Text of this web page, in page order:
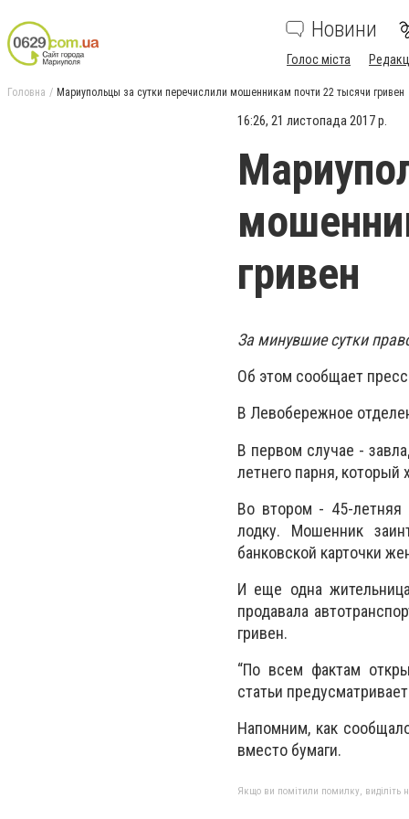
Новини
Голос міста
Головна Мариупольцы за сутки перечислили мошенникам почти 22 тысячи гривен
16:26, 21 листопада 2017 р.
гривен
За минувшие сутки
Об этом сообщает
В Левобережное
В первом случае -
летнего парня, который
Во втором - 45-летняя
лодку. Мошенник
банковской карточки
И еще одна
продавала
гривен.
“По всем фактам
статьи
Напомним, как
вместо бумаги.
Якщо ви помітили помилку, виділіть